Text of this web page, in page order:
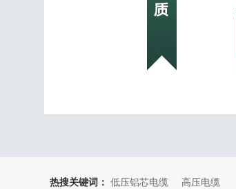
热搜关键词： 低压铝芯电缆 高压电缆